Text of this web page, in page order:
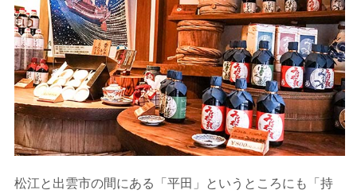
松江と出雲市の間にある「平田」というところにも「持